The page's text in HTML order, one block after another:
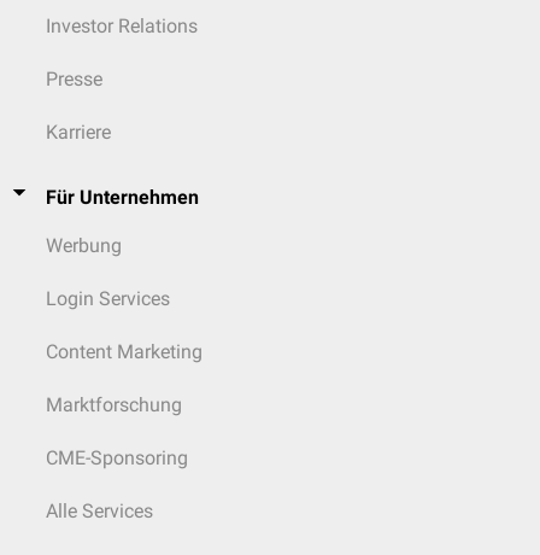
Investor Relations
Presse
Karriere
Für Unternehmen
Werbung
Login Services
Content Marketing
Marktforschung
CME-Sponsoring
Alle Services